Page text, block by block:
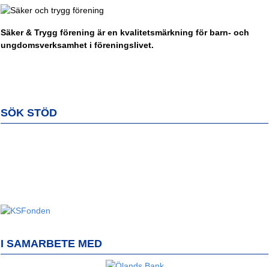
Säker & Trygg förening är en kvalitetsmärkning för barn- och
ungdomsverksamhet i föreningslivet.
SÖK STÖD
I SAMARBETE MED